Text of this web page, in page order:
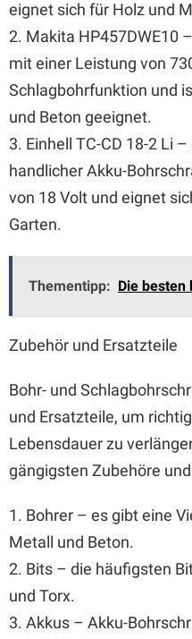
eignet sich für Holz und
2. Makita HP457DWE10
mit einer Leistung von
Schlagbohrfunktion und
und Beton geeignet.
3. Einhell TC-CD 18-2 Li
handlicher Akku-
von 18 Volt und eignet
Garten.
Thementipp: Die
Zubehör und Ersatzteile
Bohr- und
und Ersatzteile, um
Lebensdauer zu
gängigsten Zubehöre
1. Bohrer – es gibt eine
Metall und Beton.
2. Bits – die häufigsten
und Torx.
3. Akkus – Akku-